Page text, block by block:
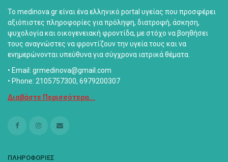
Το medinova.gr είναι ένα ελληνικό portal υγείας που προσφέρει
αξιόπιστες πληροφορίες για πρόληψη, διατροφή, άσκηση,
ψυχολογία και οικογενειακή φροντίδα, με στόχο να βοηθήσει
τους αναγνώστες να φροντίζουν την υγεία τους και να
ενημερώνονται υπεύθυνα για σύγχρονα ιατρικά θέματα.
• Email: grmedinova@gmail.com
• Phone: 2105757300, 6979200307
Διαβάστε Περισσότερα...
ΠΛΗΡΟΦΟΡΙΕΣ